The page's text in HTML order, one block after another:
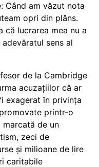
Când am văzut nota
opri din plâns.
că lucrarea mea nu a
sens al
de la Cambridge
acuzațiilor că ar
exagerat în privința
printr-o
de un
zeci de
și milioane de lire
caritabile